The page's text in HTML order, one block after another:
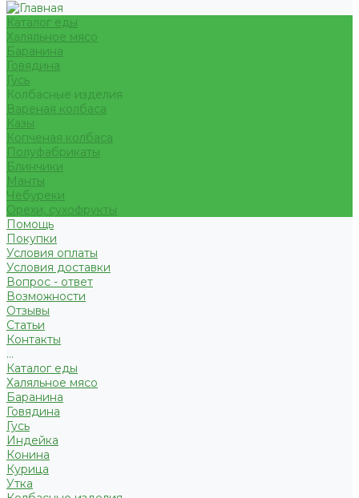
Каталог еды
Халяльное мясо
Баранина
Говядина
Гусь
Колбасные изделия
Вареная колбаса
Казы
Копченая колбаса
Полуфабрикаты
Блинчики
Манты
Чебуреки
Орехи, сухофрукты
Помощь
Покупки
Условия оплаты
Условия доставки
Вопрос - ответ
Возможности
Отзывы
Статьи
Контакты
...
Каталог еды
Халяльное мясо
Баранина
Говядина
Гусь
Индейка
Конина
Курица
Утка